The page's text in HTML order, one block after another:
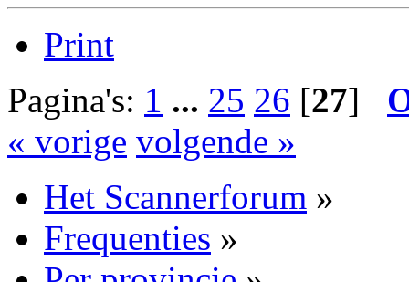
Print
Pagina's: 1 ... 25 26 [27]
« vorige volgende »
Het Scannerforum »
Frequenties »